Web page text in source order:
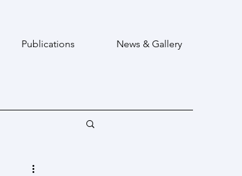
Publications News & Gallery